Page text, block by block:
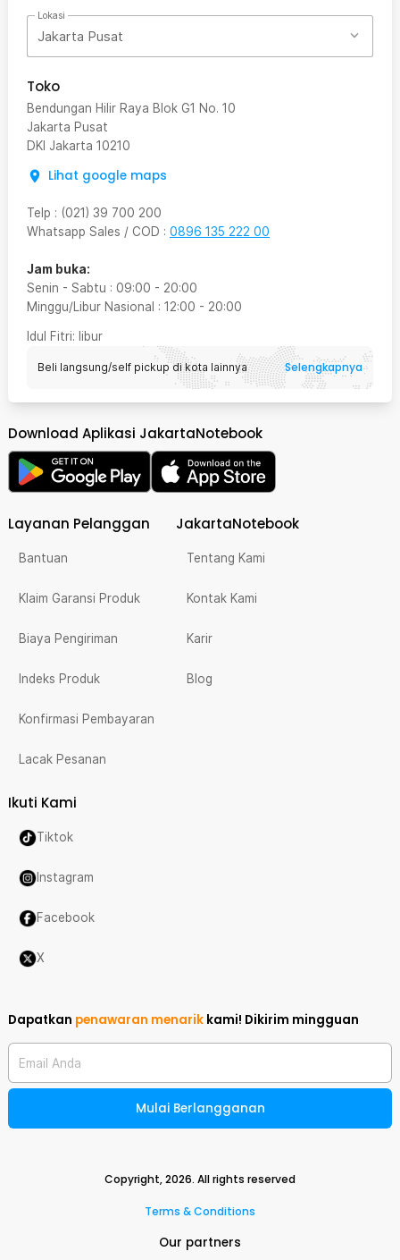
Lokasi
Jakarta Pusat
Toko
Bendungan Hilir Raya Blok G1 No. 10
Jakarta Pusat
DKI Jakarta 10210
Lihat google maps
Telp : (021) 39 700 200
Whatsapp Sales / COD : 0896 135 222 00
Jam buka:
Senin - Sabtu : 09:00 - 20:00
Minggu/Libur Nasional : 12:00 - 20:00
Idul Fitri: libur
Beli langsung/self pickup di kota lainnya Selengkapnya
Download Aplikasi JakartaNotebook
Layanan Pelanggan
Bantuan
Klaim Garansi Produk
Biaya Pengiriman
Indeks Produk
Konfirmasi Pembayaran
Lacak Pesanan
JakartaNotebook
Tentang Kami
Kontak Kami
Karir
Blog
Ikuti Kami
Tiktok
Instagram
Facebook
X
Dapatkan penawaran menarik kami! Dikirim mingguan
Email Anda
Mulai Berlangganan
Copyright,2026. All rights reserved
Terms & Conditions
Our partners